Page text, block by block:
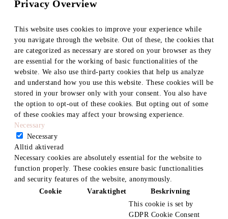
Privacy Overview
This website uses cookies to improve your experience while
you navigate through the website. Out of these, the cookies that
are categorized as necessary are stored on your browser as they
are essential for the working of basic functionalities of the
website. We also use third-party cookies that help us analyze
and understand how you use this website. These cookies will be
stored in your browser only with your consent. You also have
the option to opt-out of these cookies. But opting out of some
of these cookies may affect your browsing experience.
Necessary
Necessary
Alltid aktiverad
Necessary cookies are absolutely essential for the website to
function properly. These cookies ensure basic functionalities
and security features of the website, anonymously.
Cookie
Varaktighet Beskrivning
This cookie is set by
GDPR Cookie Consent